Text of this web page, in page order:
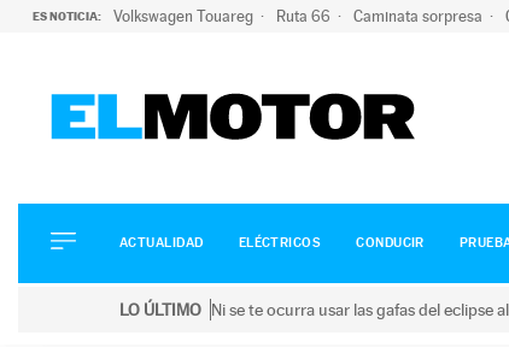
ES NOTICIA: Volkswagen Touareg Ruta 66 Caminata sorpresa
ELÉCTRICOS
CONDUCIR
ACTUALIDAD ELÉCTRICOS CONDUCIR
LO ÚLTIMO Ni se te ocurra usar las gafas del